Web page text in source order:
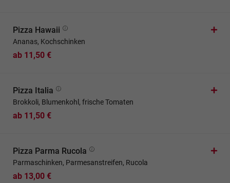
Pizza Hawaii
Ananas, Kochschinken
ab 11,50 €
Pizza Italia
Brokkoli, Blumenkohl, frische Tomaten
ab 11,50 €
Pizza Parma Rucola
Parmaschinken, Parmesanstreifen, Rucola
ab 13,00 €